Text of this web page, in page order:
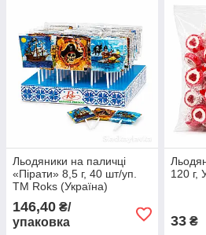
Льодяники на паличці
«Пірати» 8,5 г, 40 шт/уп.
ТМ Roks (Україна)
146,40 ₴/
упаковка
120 г,
33₴